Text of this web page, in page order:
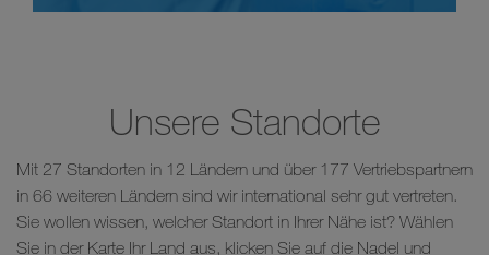
Unsere Standorte
Mit 27 Standorten in 12 Ländern und über 177 Vertriebspartnern
in 66 weiteren Ländern sind wir international sehr gut vertreten.
Sie wollen wissen, welcher Standort in Ihrer Nähe ist? Wählen
Sie in der Karte Ihr Land aus, klicken Sie auf die Nadel und